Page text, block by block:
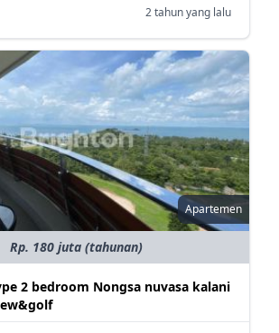
2 tahun yang lalu
Apartemen
Rp. 180 juta (tahunan)
2 bedroom Nongsa nuvasa kalani